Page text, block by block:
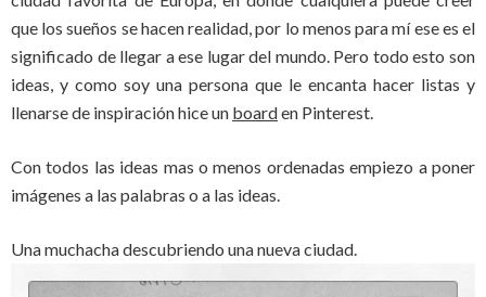
que los sueños se hacen realidad, por lo menos para mí ese es el
significado de llegar a ese lugar del mundo. Pero todo esto son
ideas, y como soy una persona que le encanta hacer listas y
llenarse de inspiración hice un boarden Pinterest.
Con todos las ideas mas o menos ordenadas empiezo a poner
imágenes a las palabras o a las ideas.
Una muchacha descubriendo una nueva ciudad.